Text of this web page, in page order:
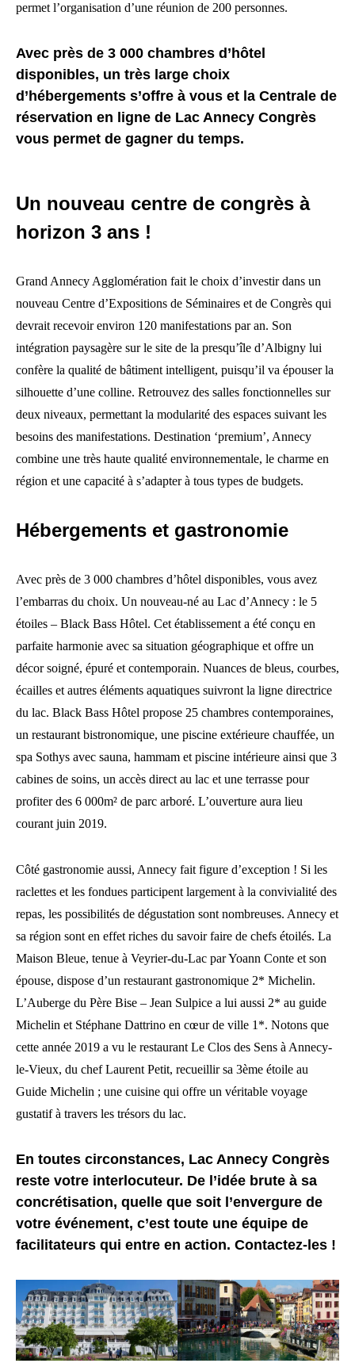
permet l’organisation d’une réunion de 200 personnes.
Avec près de 3 000 chambres d’hôtel
disponibles, un très large choix
d’hébergements s’offre à vous et la Centrale de
réservation en ligne de Lac Annecy Congrès
vous permet de gagner du temps.
Un nouveau centre de congrès à
horizon 3 ans !
Grand Annecy Agglomération fait le choix d’investir dans un
nouveau Centre d’Expositions de Séminaires et de Congrès qui
devrait recevoir environ 120 manifestations par an. Son
intégration paysagère sur le site de la presqu’île d’Albigny lui
confère la qualité de bâtiment intelligent, puisqu’il va épouser la
silhouette d’une colline. Retrouvez des salles fonctionnelles sur
deux niveaux, permettant la modularité des espaces suivant les
besoins des manifestations. Destination ‘premium’, Annecy
combine une très haute qualité environnementale, le charme en
région et une capacité à s’adapter à tous types de budgets.
Hébergements et gastronomie
Avec près de 3 000 chambres d’hôtel disponibles, vous avez
l’embarras du choix. Un nouveau-né au Lac d’Annecy : le 5
étoiles – Black Bass Hôtel. Cet établissement a été conçu en
parfaite harmonie avec sa situation géographique et offre un
décor soigné, épuré et contemporain. Nuances de bleus, courbes,
écailles et autres éléments aquatiques suivront la ligne directrice
du lac. Black Bass Hôtel propose 25 chambres contemporaines,
un restaurant bistronomique, une piscine extérieure chauffée, un
spa Sothys avec sauna, hammam et piscine intérieure ainsi que 3
cabines de soins, un accès direct au lac et une terrasse pour
profiter des 6 000m² de parc arboré. L’ouverture aura lieu
courant juin 2019.
Côté gastronomie aussi, Annecy fait figure d’exception ! Si les
raclettes et les fondues participent largement à la convivialité des
repas, les possibilités de dégustation sont nombreuses. Annecy et
sa région sont en effet riches du savoir faire de chefs étoilés. La
Maison Bleue, tenue à Veyrier-du-Lac par Yoann Conte et son
épouse, dispose d’un restaurant gastronomique 2* Michelin.
L’Auberge du Père Bise – Jean Sulpice a lui aussi 2* au guide
Michelin et Stéphane Dattrino en cœur de ville 1*. Notons que
cette année 2019 a vu le restaurant Le Clos des Sens à Annecy-
le-Vieux, du chef Laurent Petit, recueillir sa 3ème étoile au
Guide Michelin ; une cuisine qui offre un véritable voyage
gustatif à travers les trésors du lac.
En toutes circonstances, Lac Annecy Congrès
reste votre interlocuteur. De l’idée brute à sa
concrétisation, quelle que soit l’envergure de
votre événement, c’est toute une équipe de
facilitateurs qui entre en action. Contactez-les !